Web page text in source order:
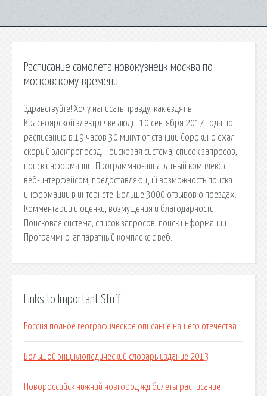
Расписание самолета новокузнецк москва по
московскому времени
Здравствуйте! Хочу написать правду, как ездят в
Красноярской электричке люди. 10 сентября 2017 года по
расписанию в 19 часов 30 минут от станции Сорокино ехал
скорый электропоезд. Поисковая сиcтема, список запросов,
поиск информации. Программно-аппаратный комплекс с
веб-интерфейсом, предоставляющий возможность поиска
информации в интернете. Больше 3000 отзывов о поездах.
Комментарии и оценки, возмущения и благодарности.
Поисковая сиcтема, список запросов, поиск информации.
Программно-аппаратный комплекс с веб.
Links to Important Stuff
Россия полное географическое описание нашего отечества
Большой энциклопедический словарь издание 2013
Новороссийск нижний новгород жд билеты расписание